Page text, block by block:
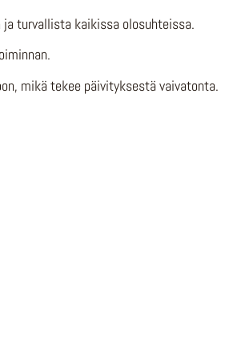
turvallista kaikissa olosuhteissa.
mikä tekee päivityksestä vaivatonta.